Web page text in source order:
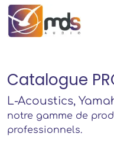
Catalogue
L-Acoustics,
notre gamme de
professionnels.